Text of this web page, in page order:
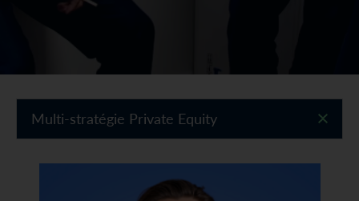
Multi-stratégie Private Equity